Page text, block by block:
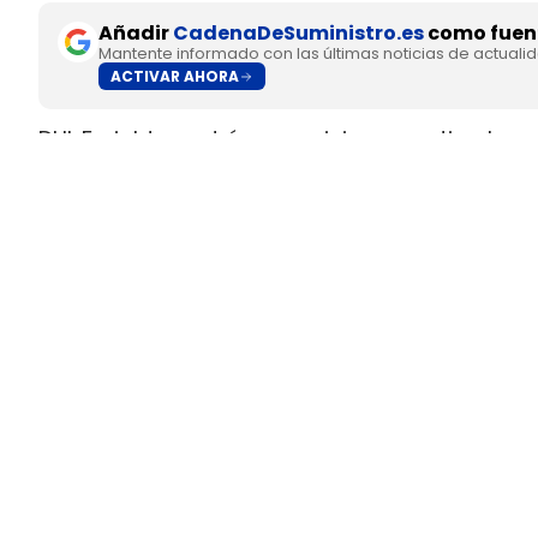
AñadirCadenaDeSuministro.escomo
Mantente informado con las últimas noticias de
ACTIVAR AHORA
DHL Freight pondrá en servicio en